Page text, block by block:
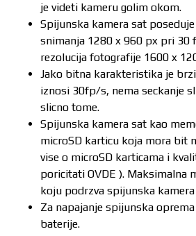
je videti kameru golim okom.
Spijunska kamera sat
snimanja 1280 x 960 px pri 30
rezolucija fotografije 1600 x
Jako bitna karakteristika je
iznosi 30fp/s, nema seckanje
slicno tome.
Spijunska kamera sat kao
microSD karticu koja mora bit
vise o microSD karticama i
poricitati OVDE ). Maksimalna
koju podrzva spijunska kamera
Za napajanje spijunska
baterije.